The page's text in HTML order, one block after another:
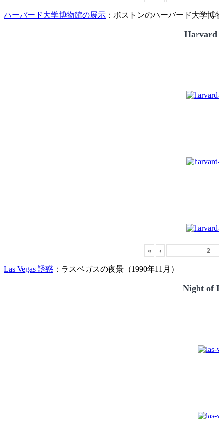
ハーバード大学博物館の展示 ：ボストンのハーバード大学博
Harvard
« ‹
Las Vegas 誘惑 ：ラスベガスの夜景（1990年11月）
Night of